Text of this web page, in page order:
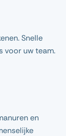
Snelle
voor uw team.
en